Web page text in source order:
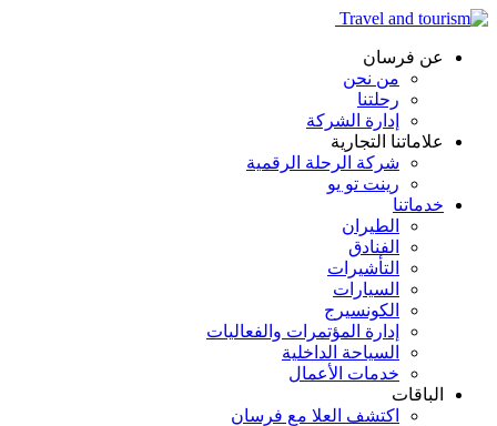
عن فرسان
من نحن
رحلتنا
إدارة الشركة
علاماتنا التجارية
شركة الرحلة الرقمية
رينت تو يو
خدماتنا
الطيران
الفنادق
التأشيرات
السيارات
الكونسيرج
إدارة المؤتمرات والفعاليات
السياحة الداخلية
خدمات الأعمال
الباقات
اكتشف العلا مع فرسان